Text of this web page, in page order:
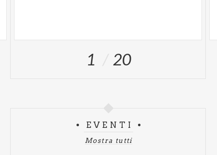
1 20
EVENTI
Mostra tutti